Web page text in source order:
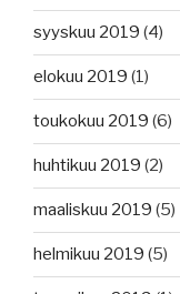
syyskuu 2019 (4)
elokuu 2019 (1)
toukokuu 2019 (6)
huhtikuu 2019 (2)
maaliskuu 2019 (5)
helmikuu 2019 (5)